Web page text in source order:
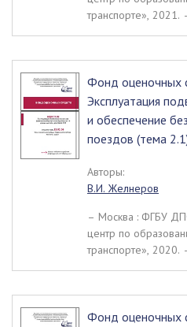
транспорте», 2021.
Фонд оценочных
Эксплуатация
и обеспечение
поездов (тема
Авторы:
В.И. Желнеров
– Москва : ФГБУ
центр по
транспорте»,
Фонд оценочных